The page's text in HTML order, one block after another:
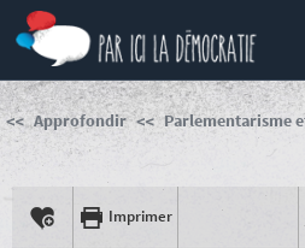
Menu
Approfondir Parlementarisme
Imprimer